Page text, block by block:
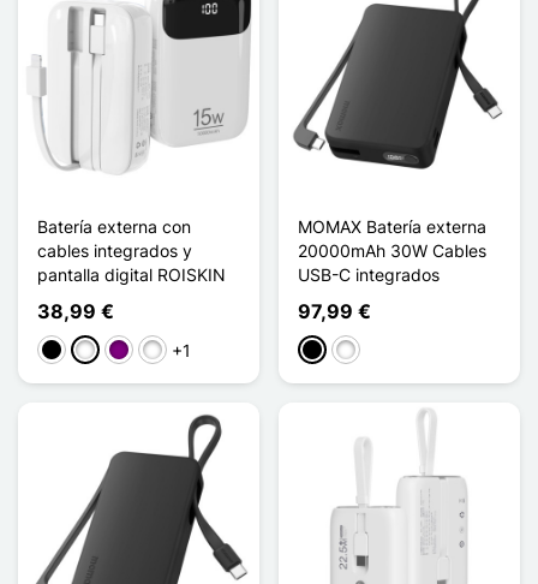
Batería externa con
cables integrados y
pantalla digital ROISKIN
38,99 €
NegroBlancoPúrpuraBleu Ciel
+1
MOMAX Batería externa
20000mAh 30W Cables
USB-C integrados
97,99 €
NegroBlanco